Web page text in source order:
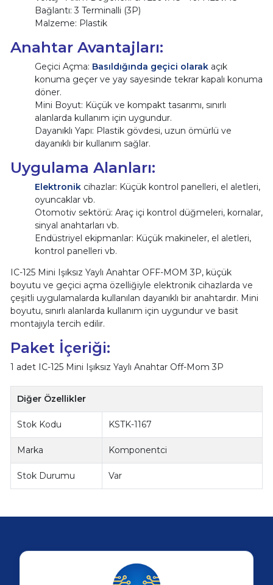
Bağlantı: 3 Terminalli (3P)
Malzeme: Plastik
Anahtar Avantajları:
Geçici Açma: Basıldığında geçici olarakaçık
konuma geçer ve yay sayesinde tekrar kapalı konuma
döner.
Mini Boyut: Küçük ve kompakt tasarımı, sınırlı
alanlarda kullanım için uygundur.
Dayanıklı Yapı: Plastik gövdesi, uzun ömürlü ve
dayanıklı bir kullanım sağlar.
Uygulama Alanları:
Elektronik cihazlar: Küçük kontrol panelleri, el aletleri,
oyuncaklar vb.
Otomotiv sektörü: Araç içi kontrol düğmeleri, kornalar,
sinyal anahtarları vb.
Endüstriyel ekipmanlar: Küçük makineler, el aletleri,
kontrol panelleri vb.
IC-125 Mini Işıksız Yaylı Anahtar OFF-MOM 3P, küçük
boyutu ve geçici açma özelliğiyle elektronik cihazlarda ve
çeşitli uygulamalarda kullanılan dayanıklı bir anahtardır. Mini
boyutu, sınırlı alanlarda kullanım için uygundur ve basit
montajıyla tercih edilir.
Paket İçeriği:
1 adet IC-125 Mini Işıksız Yaylı Anahtar Off-Mom 3P
Diğer Özellikler
Stok Kodu KSTK-1167
Marka Komponentci
Stok Durumu Var